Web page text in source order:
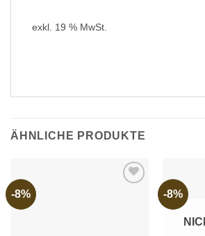
exkl. 19 % MwSt.
ÄHNLICHE PRODUKTE
-8% -8%